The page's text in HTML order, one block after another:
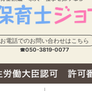
お電話でのお問い合わせはこちら
☎050-3819-0077